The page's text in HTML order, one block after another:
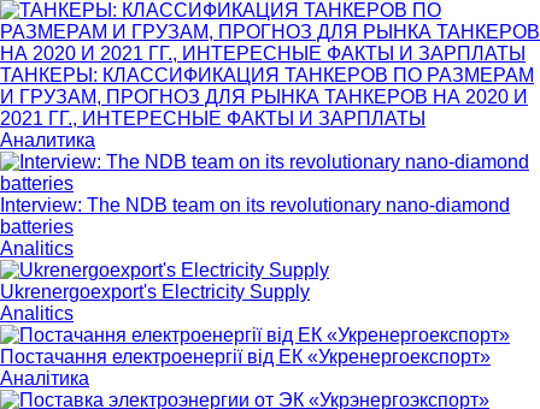
ТАНКЕРЫ: КЛАССИФИКАЦИЯ ТАНКЕРОВ ПО РАЗМЕРАМ
И ГРУЗАМ, ПРОГНОЗ ДЛЯ РЫНКА ТАНКЕРОВ НА 2020 И
2021 ГГ., ИНТЕРЕСНЫЕ ФАКТЫ И ЗАРПЛАТЫ
Аналитика
Interview: The NDB team on its revolutionary nano-diamond
batteries
Analitics
Ukrenergoexport's Electricity Supply
Analitics
Постачання електроенергії від ЕК «Укренергоекспорт»
Аналітика